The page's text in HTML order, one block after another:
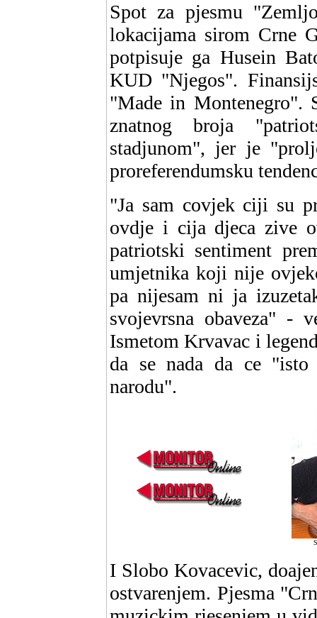
Spot za pjesmu
lokacijama sirom Crne
potpisuje ga Husein
KUD "Njegos".
"Made in Montenegro".
znatnog broja
stadjunom", jer je
proreferendumsku
"Ja sam covjek ciji su
ovdje i cija djeca zive
patriotski sentiment
umjetnika koji nije
pa nijesam ni ja
svojevrsna obaveza" -
Ismetom Krvavac i
da se nada da ce
narodu".
I Slobo Kovacevic,
ostvarenjem. Pjesma